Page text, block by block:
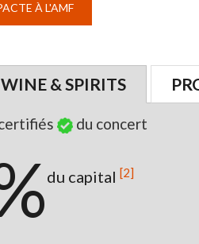
À L'AMF
& SPIRITS
du concert
du capital [2]